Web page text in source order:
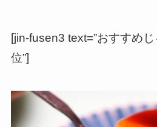
[jin-fusen3 text=”おすすめ
位”]